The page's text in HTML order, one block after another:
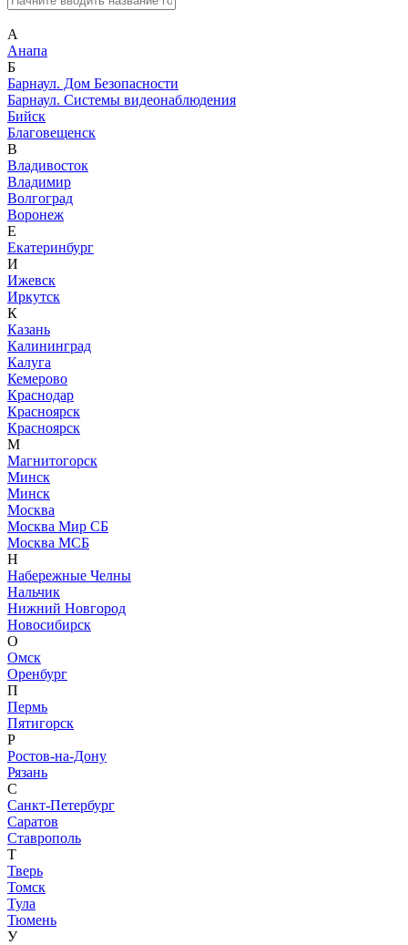
А
Анапа
Б
Барнаул. Дом Безопасности
Барнаул. Системы видеонаблюдения
Бийск
Благовещенск
В
Владивосток
Владимир
Волгоград
Воронеж
Е
Екатеринбург
И
Ижевск
Иркутск
К
Казань
Калининград
Калуга
Кемерово
Краснодар
Красноярск
Красноярск
М
Магнитогорск
Минск
Минск
Москва
Москва Мир СБ
Москва МСБ
Н
Набережные Челны
Нальчик
Нижний Новгород
Новосибирск
О
Омск
Оренбург
П
Пермь
Пятигорск
Р
Ростов-на-Дону
Рязань
С
Санкт-Петербург
Саратов
Ставрополь
Т
Тверь
Томск
Тула
Тюмень
У